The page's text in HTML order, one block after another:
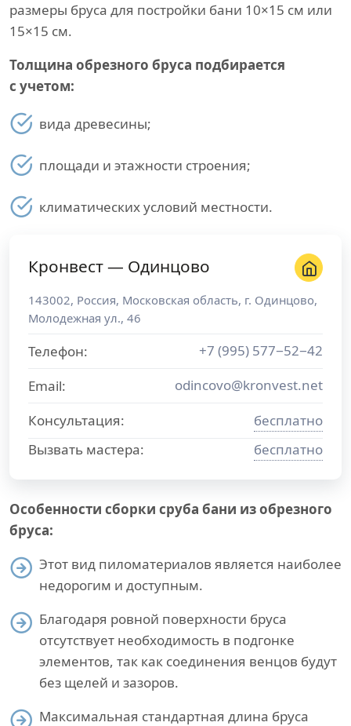
размеры бруса для постройки бани 10×15 см или
15×15 см.
Толщина обрезного бруса подбирается
с учетом:
вида древесины;
площади и этажности строения;
климатических условий местности.
Кронвест — Одинцово
143002, Россия, Московская область, г. Одинцово,
Молодежная ул., 46
Телефон:
+7 (995) 577−52−42
Email:
odincovo@kronvest.net
Консультация:
бесплатно
Вызвать мастера:
бесплатно
Особенности сборки сруба бани из обрезного
бруса:
Этот вид пиломатериалов является наиболее
недорогим и доступным.
Благодаря ровной поверхности бруса
отсутствует необходимость в подгонке
элементов, так как соединения венцов будут
без щелей и зазоров.
Максимальная стандартная длина бруса